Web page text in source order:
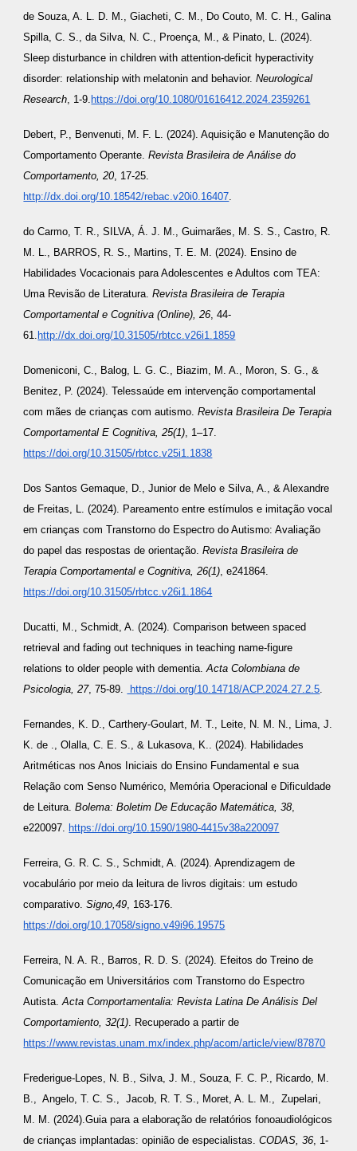
de Souza, A. L. D. M., Giacheti, C. M., Do Couto, M. C. H., Galina
Spilla, C. S., da Silva, N. C., Proença, M., & Pinato, L. (2024).
Sleep disturbance in children with attention-deficit hyperactivity
disorder: relationship with melatonin and behavior.Neurological
Research, 1-9. https://doi.org/10.1080/01616412.2024.2359261
Debert, P., Benvenuti, M. F. L. (2024). Aquisição e Manutenção do
Comportamento Operante.Revista Brasileira de Análise do
Comportamento, 20, 17-25.
http://dx.doi.org/10.18542/rebac.v20i0.16407.
do Carmo, T. R., SILVA, Á. J. M., Guimarães, M. S. S., Castro, R.
M. L., BARROS, R. S., Martins, T. E. M. (2024). Ensino de
Habilidades Vocacionais para Adolescentes e Adultos com TEA:
Uma Revisão de Literatura.Revista Brasileira de Terapia
Comportamental e Cognitiva (Online), 26, 44-
61. http://dx.doi.org/10.31505/rbtcc.v26i1.1859
Domeniconi, C., Balog, L. G. C., Biazim, M. A., Moron, S. G., &
Benitez, P. (2024). Telessaúde em intervenção comportamental
com mães de crianças com autismo.Revista Brasileira De Terapia
Comportamental E Cognitiva, 25(1), 1–17.
https://doi.org/10.31505/rbtcc.v25i1.1838
Dos Santos Gemaque, D., Junior de Melo e Silva, A., & Alexandre
de Freitas, L. (2024). Pareamento entre estímulos e imitação vocal
em crianças com Transtorno do Espectro do Autismo: Avaliação
do papel das respostas de orientação.Revista Brasileira de
Terapia Comportamental e Cognitiva, 26(1), e241864.
https://doi.org/10.31505/rbtcc.v26i1.1864
Ducatti, M., Schmidt, A. (2024). Comparison between spaced
retrieval and fading out techniques in teaching name-figure
relations to older people with dementia.Acta Colombiana de
Psicologia, 27, 75-89. https://doi.org/10.14718/ACP.2024.27.2.5.
Fernandes, K. D., Carthery-Goulart, M. T., Leite, N. M. N., Lima, J.
K. de ., Olalla, C. E. S., & Lukasova, K.. (2024). Habilidades
Aritméticas nos Anos Iniciais do Ensino Fundamental e sua
Relação com Senso Numérico, Memória Operacional e Dificuldade
de Leitura.Bolema: Boletim De Educação Matemática, 38,
e220097. https://doi.org/10.1590/1980-4415v38a220097
Ferreira, G. R. C. S., Schmidt, A. (2024). Aprendizagem de
vocabulário por meio da leitura de livros digitais: um estudo
comparativo.Signo,49, 163-176.
https://doi.org/10.17058/signo.v49i96.19575
Ferreira, N. A. R., Barros, R. D. S. (2024). Efeitos do Treino de
Comunicação em Universitários com Transtorno do Espectro
Autista.Acta Comportamentalia: Revista Latina De Análisis Del
Comportamiento, 32(1). Recuperado a partir de
https://www.revistas.unam.mx/index.php/acom/article/view/87870
Frederigue-Lopes, N. B., Silva, J. M., Souza, F. C. P., Ricardo, M.
B., Angelo, T. C. S., Jacob, R. T. S., Moret, A. L. M., Zupelari,
M. M. (2024).Guia para a elaboração de relatórios fonoaudiológicos
de crianças implantadas: opinião de especialistas.CODAS, 36, 1-